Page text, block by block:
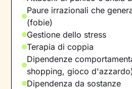
Paure irrazionali che
(fobie)
Gestione dello stress
Terapia di coppia
Dipendenze
shopping, gioco
Dipendenza da sostanze